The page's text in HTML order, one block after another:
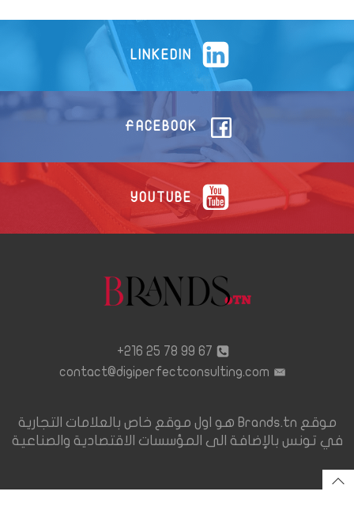
LINKEDIN
FACEBOOK
YOUTUBE
67 99 78 25 216+
contact@digiperfectconsulting.com
موقع Brands.tn هو اول موقع خاص بالعلامات التجارية
في تونس بالإضافة الى المؤسسات الاقتصادية والصناعية